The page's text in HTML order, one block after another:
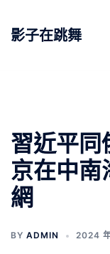
影子在跳舞
習近平同
京在中南
網
BY ADMIN 2024